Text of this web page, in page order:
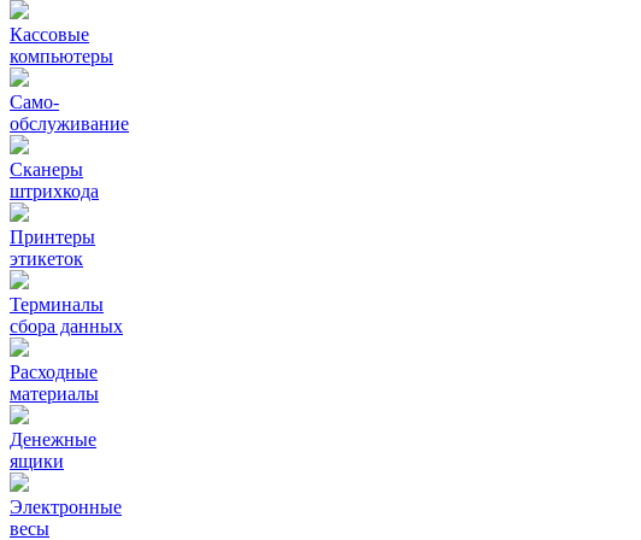
Кассовые
компьютеры
Само-
обслуживание
Сканеры
штрихкода
Принтеры
этикеток
Терминалы
сбора данных
Расходные
материалы
Денежные
ящики
Электронные
весы